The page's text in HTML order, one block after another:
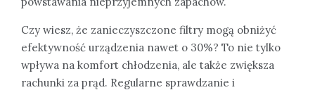
Czy wiesz, że zanieczyszczone filtry mogą obniżyć
efektywność urządzenia nawet o 30%? To nie tylko
wpływa na komfort chłodzenia, ale także zwiększa
rachunki za prąd. Regularne sprawdzanie i